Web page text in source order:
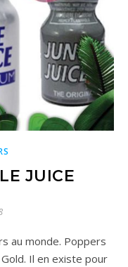
JUICE
Gold. Il en existe pour